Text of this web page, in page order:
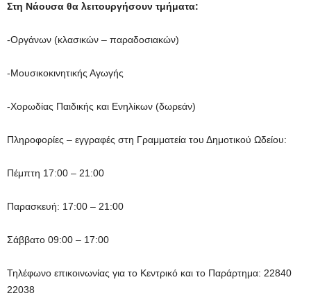
Στη Νάουσα θα λειτουργήσουν τμήματα:
-Οργάνων (κλασικών – παραδοσιακών)
-Μουσικοκινητικής Αγωγής
-Χορωδίας Παιδικής και Ενηλίκων (δωρεάν)
Πληροφορίες – εγγραφές στη Γραμματεία του Δημοτικού Ωδείου:
Πέμπτη 17:00 – 21:00
Παρασκευή: 17:00 – 21:00
Σάββατο 09:00 – 17:00
Τηλέφωνο επικοινωνίας για το Κεντρικό και το Παράρτημα: 22840
22038